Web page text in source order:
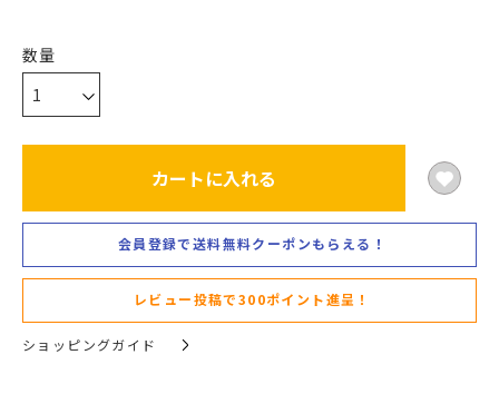
カートに入れる
会員登録で送料無料クーポンもらえる！
レビュー投稿で300ポイント進呈！
ショッピングガイド